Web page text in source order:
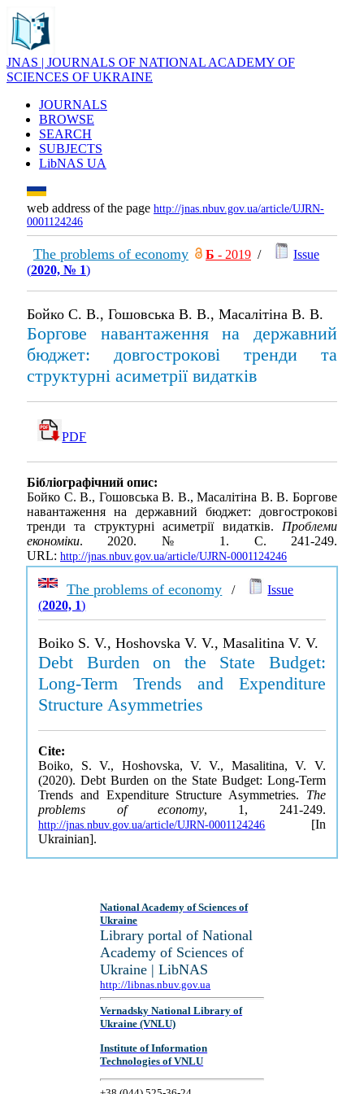
JNAS | JOURNALS OF NATIONAL ACADEMY OF
SCIENCES OF UKRAINE
JOURNALS
BROWSE
SEARCH
SUBJECTS
LibNAS UA
web address of the page http://jnas.nbuv.gov.ua/article/UJRN-
0001124246
The problems of economy Б - 2019 /
Issue
(2020, № 1)
Бойко С. В., Гошовська В. В., Масалітіна В. В.
Боргове навантаження на державний
бюджет: довгострокові тренди та
структурні асиметрії видатків
PDF
Бібліографічний опис:
Бойко С. В., Гошовська В. В., Масалітіна В. В. Боргове
навантаження на державний бюджет: довгострокові
тренди та структурні асиметрії видатків. Проблеми
економіки. 2020. № 1. С. 241-249.
URL: http://jnas.nbuv.gov.ua/article/UJRN-0001124246
The problems of economy /
Issue
(2020, 1)
Boiko S. V., Hoshovska V. V., Masalitina V. V.
Debt Burden on the State Budget:
Long-Term Trends and Expenditure
Structure Asymmetries
Cite:
Boiko, S. V., Hoshovska, V. V., Masalitina, V. V.
(2020). Debt Burden on the State Budget: Long-Term
Trends and Expenditure Structure Asymmetries. The
problems of economy, 1, 241-249.
http://jnas.nbuv.gov.ua/article/UJRN-0001124246 [In
Ukrainian].
National Academy of Sciences of
Ukraine
Library portal of National
Academy of Sciences of
Ukraine | LibNAS
http://libnas.nbuv.gov.ua
Vernadsky National Library of
Ukraine (VNLU)
Institute of Information
Technologies of VNLU